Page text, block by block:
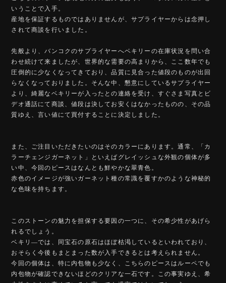
いうことで入手。
産地を保証するものではありませんが、サプライヤーからは念押し
されて商談を行いました。
先般より、バンコクのサプライヤーへベキリーの在庫状況を問い合
わせ続けて来ましたが、世界的な需要の高まりから、ここ数年でも
圧倒的に少なくなってきており、品質に見合った値段のものが出回
らなくなっておりました。そんな中、懇意にしているサプライヤー
より、綺麗なベキリーが入ったとの連絡を受け、すぐさま写真とビ
デオ通話にて商談、値段は決してお安くはなかったものの、その品
質ゆえ、言い値にて買付することに決定しました。
また、ご注目いただきたいのはそのカラーにあります。通常、「カ
ラーチェンジガーネット」といえばグレイッシュな外観の個体が多
い中、今回のピースはなんとも鮮やかな翠青色。
赤色のイメージが強いガーネット種の常識を覆すかのような神秘的
な色味を持ちます。
このストーンの魅力を担保する要因の一つに、その希少性があげら
れるでしょう。
ベキリ―では、同宝石の原石はほぼ枯渇しているといわれており、
おそらく今後もまとまった数が入手できるとは考えられません。
今回の個体は、特に内包物も少なく、こちらのピースはルーペでも
内包物が確認できないほどのクリアな一石です。この事実ゆえ、希